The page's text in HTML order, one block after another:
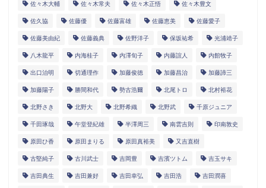
佐々木大輔 佐々木常夫 佐々木正悟 佐々木豊文
佐久協 佐藤優 佐藤富雄 佐藤恵美 佐藤愛子
佐藤美由紀 佐藤義典 佐野洋子 保坂祐希 光浦靖子
八木龍平 内海桂子 内澤旬子 内藤誼人 内館牧子
出口治明 切通理作 加藤俊徳 加藤昌治 加藤諦三
加藤陽子 勝間和代 勢古浩爾 北尾トロ 北村裕花
北野さき 北野大 北野希織 北野武 千原ジュニア
千田琢哉 午堂登紀雄 半澤周三 南雲吉則 印南敦史
原田ひ香 原田まりる 原田真裕美 又吉直樹
古堅純子 古川武士 吉岡豊 吉濱ツトム 吉玉サキ
吉田典生 吉田兼好 吉田幸弘 吉田浩 吉田潤喜